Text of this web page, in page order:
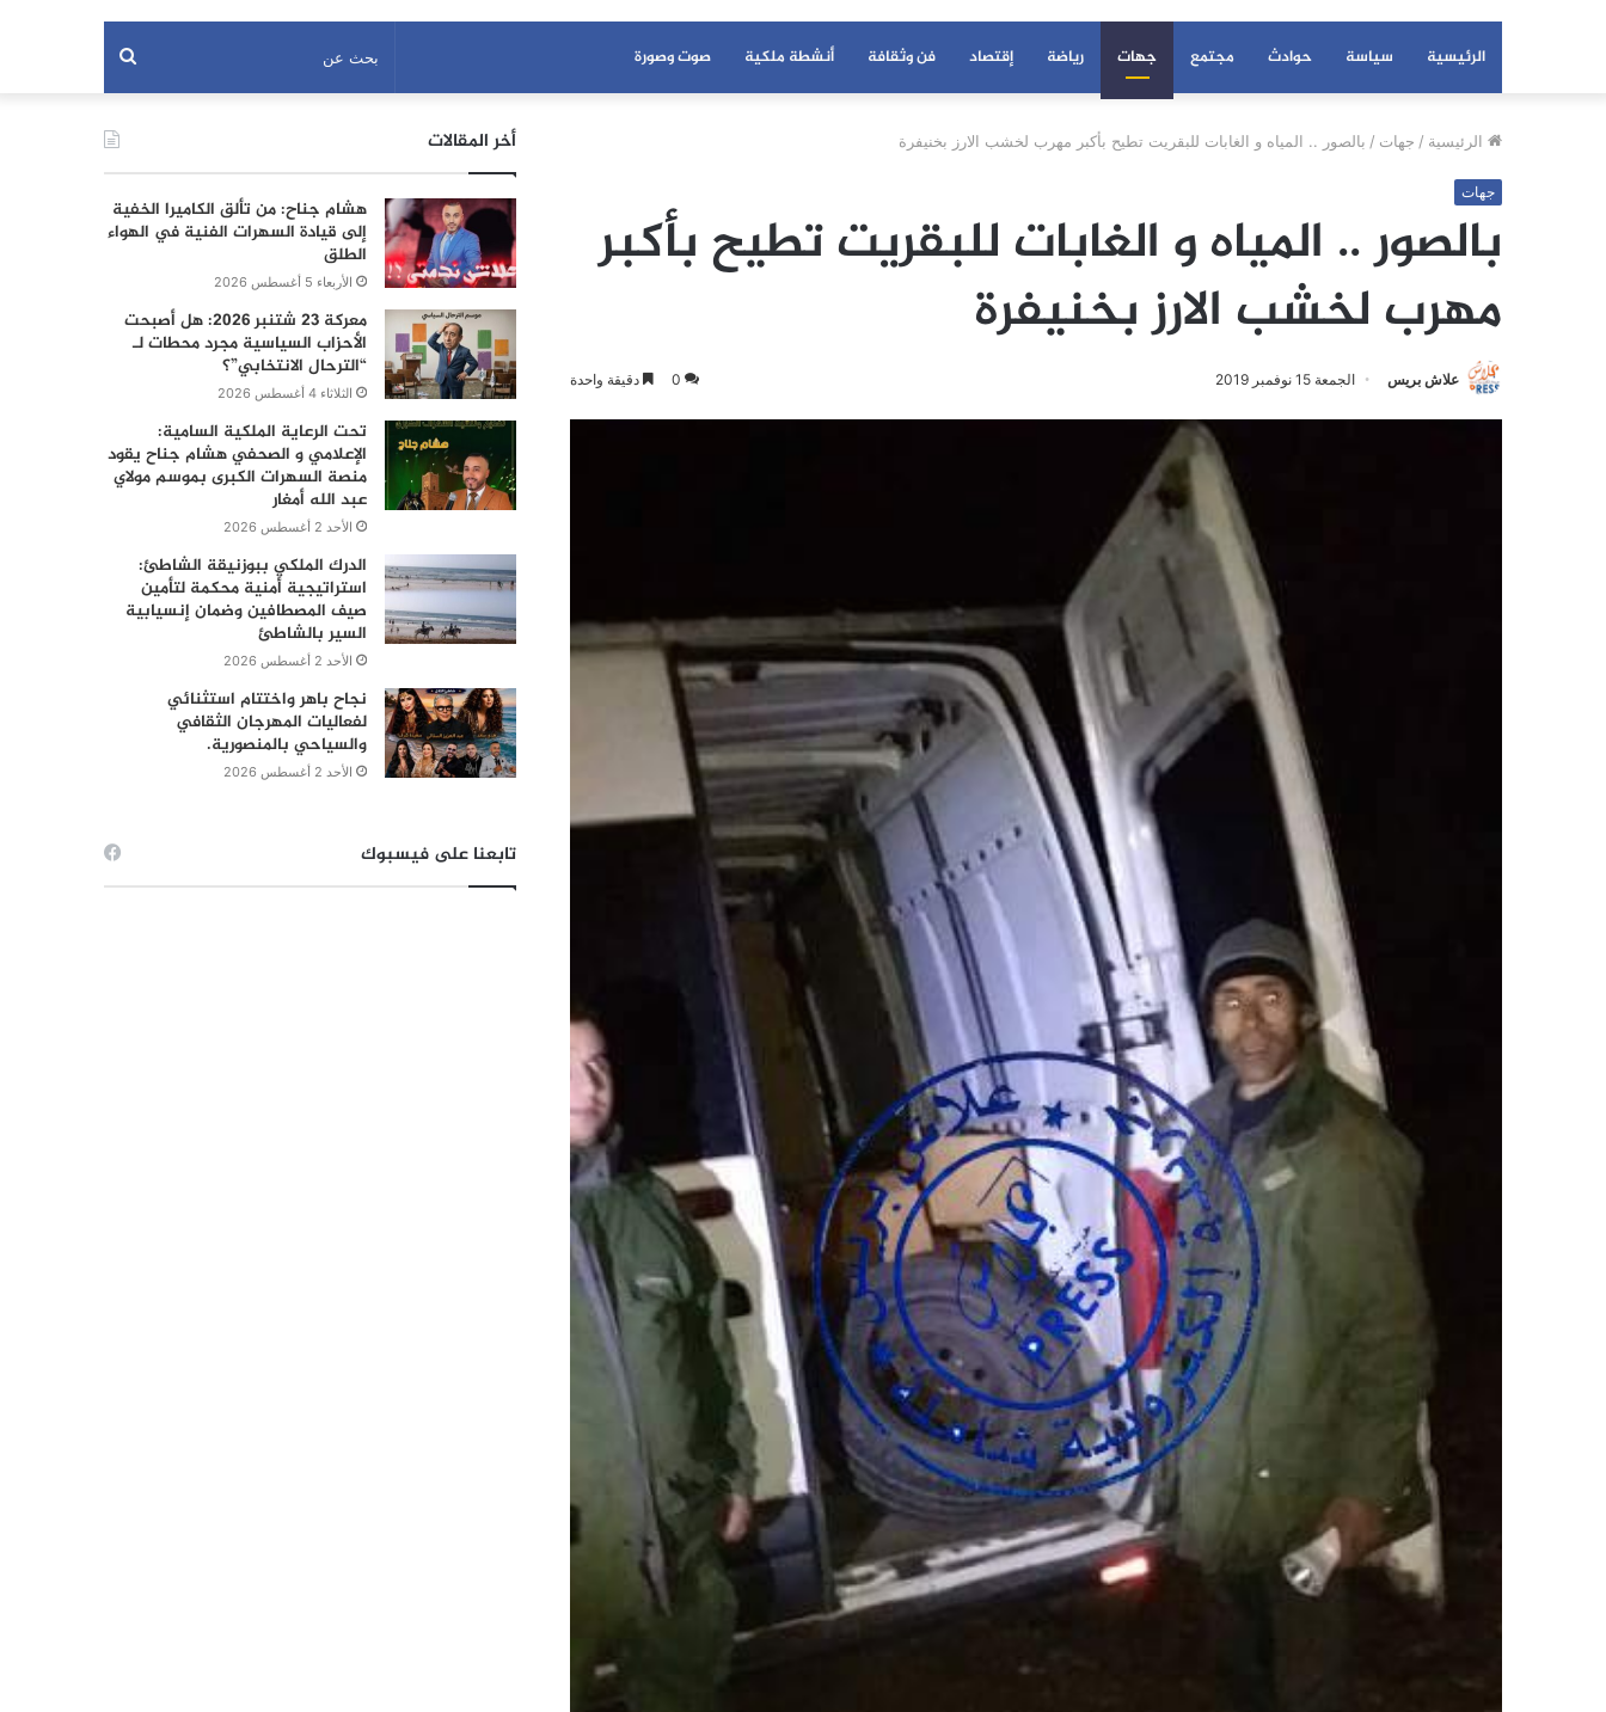
الرئيسية سياسة حوادث مجتمع جهات رياضة إقتصاد فن وثقافة أنشطة ملكية صوت وصورة بحث
عن
الرئيسية / جهات / بالصور .. المياه و الغابات للبقريت تطيح بأكبر مهرب لخشب الارز بخنيفرة
جهات
بالصور .. المياه و الغابات للبقريت تطيح بأكبر
مهرب لخشب الارز بخنيفرة
علاش بريس الجمعة 15 نوفمبر 2019 0 دقيقة واحدة
أخر المقالات
هشام جناح: من تألق الكاميرا الخفية
إلى قيادة السهرات الفنية في الهواء
الطلق
الأربعاء 5 أغسطس 2026
معركة 23 شتنبر 2026: هل أصبحت
الأحزاب السياسية مجرد محطات لـ
“الترحال الانتخابي”؟
الثلاثاء 4 أغسطس 2026
تحت الرعاية الملكية السامية:
الإعلامي و الصحفي هشام جناح يقود
منصة السهرات الكبرى بموسم مولاي
عبد الله أمغار
الأحد 2 أغسطس 2026
الدرك الملكي ببوزنيقة الشاطئ:
استراتيجية أمنية محكمة لتأمين
صيف المصطافين وضمان إنسيابية
السير بالشاطئ
الأحد 2 أغسطس 2026
نجاح باهر واختتام استثنائي
لفعاليات المهرجان الثقافي
والسياحي بالمنصورية.
الأحد 2 أغسطس 2026
تابعنا على فيسبوك